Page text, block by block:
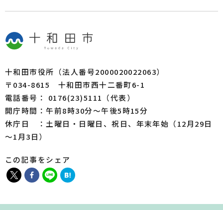
十和田市役所（法人番号2000020022063）
〒034-8615 十和田市西十二番町6-1
電話番号： 0176(23)5111（代表）
開庁時間：午前8時30分～午後5時15分
休庁日 ：土曜日・日曜日、祝日、年末年始（12月29日
～1月3日）
この記事をシェア